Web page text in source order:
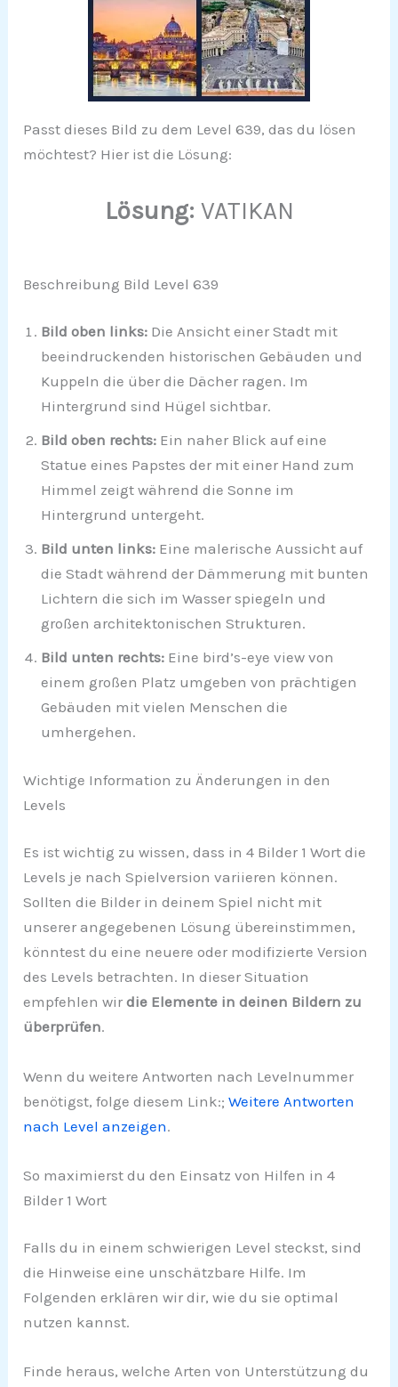
Passt dieses Bild zu dem Level 639, das du lösen
möchtest? Hier ist die Lösung:
Lösung: VATIKAN
Beschreibung Bild Level 639
Bild oben links: Die Ansicht einer Stadt mit
beeindruckenden historischen Gebäuden und
Kuppeln die über die Dächer ragen. Im
Hintergrund sind Hügel sichtbar.
Bild oben rechts: Ein naher Blick auf eine
Statue eines Papstes der mit einer Hand zum
Himmel zeigt während die Sonne im
Hintergrund untergeht.
Bild unten links: Eine malerische Aussicht auf
die Stadt während der Dämmerung mit bunten
Lichtern die sich im Wasser spiegeln und
großen architektonischen Strukturen.
Bild unten rechts: Eine bird’s-eye view von
einem großen Platz umgeben von prächtigen
Gebäuden mit vielen Menschen die
umhergehen.
Wichtige Information zu Änderungen in den
Levels
Es ist wichtig zu wissen, dass in 4 Bilder 1 Wort die
Levels je nach Spielversion variieren können.
Sollten die Bilder in deinem Spiel nicht mit
unserer angegebenen Lösung übereinstimmen,
könntest du eine neuere oder modifizierte Version
des Levels betrachten. In dieser Situation
empfehlen wirdie Elemente in deinen Bildern zu
überprüfen.
Wenn du weitere Antworten nach Levelnummer
benötigst, folge diesem Link:;Weitere Antworten
nach Level anzeigen.
So maximierst du den Einsatz von Hilfen in 4
Bilder 1 Wort
Falls du in einem schwierigen Level steckst, sind
die Hinweise eine unschätzbare Hilfe. Im
Folgenden erklären wir dir, wie du sie optimal
nutzen kannst.
Finde heraus, welche Arten von Unterstützung du